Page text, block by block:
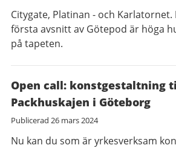
Citygate, Platinan - och Karlatornet.
första avsnitt av Götepod är höga
på tapeten.
Open call: konstgestaltning
Packhuskajen i Göteborg
Publicerad 26 mars 2024
Nu kan du som är yrkesverksam